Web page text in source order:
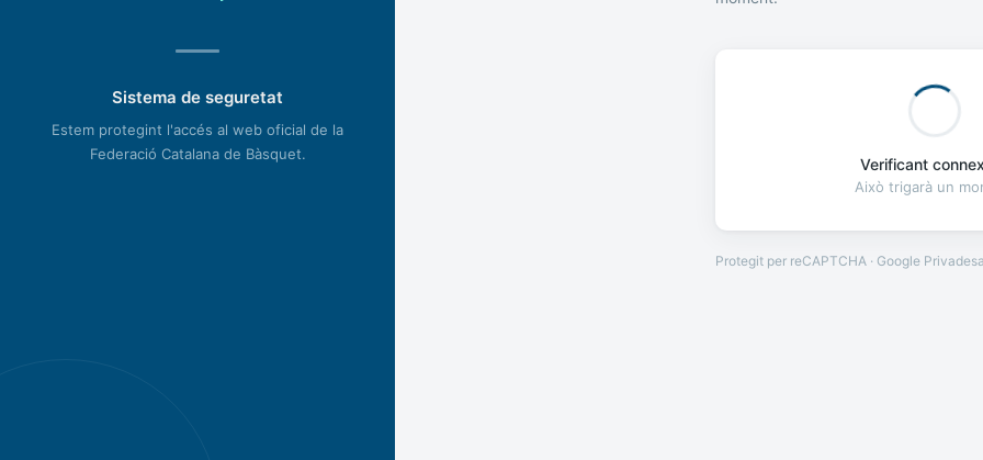
Sistema de seguretat
Estem protegint l'accés al web oficial de la
Federació Catalana de Bàsquet.
Verificant
Això trigarà un
Protegit per reCAPTCHA · Google Privadesa